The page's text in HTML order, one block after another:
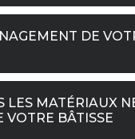
DE
MATÉRIAUX
VOTRE BÂTISSE